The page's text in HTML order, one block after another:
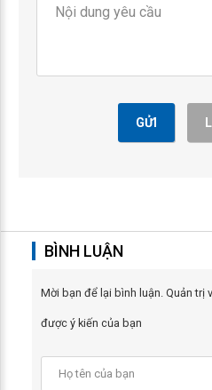
GỬI
BÌNH LUẬN
Mời bạn để lại bình luận. Quản trị
được ý kiến của bạn